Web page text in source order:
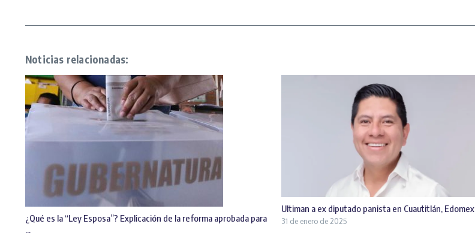
Noticias relacionadas:
¿Qué es la “Ley Esposa”? Explicación de la reforma aprobada para
...
Ultiman a ex diputado panista en Cuautitlán, Edomex
31 de enero de 2025